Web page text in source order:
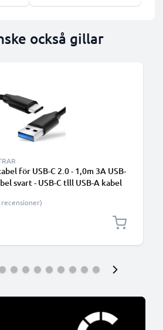
också gillar
för USB-C 2.0 - 1,0m 3A USB-
svart - USB-C tlll USB-A kabel
recensioner)